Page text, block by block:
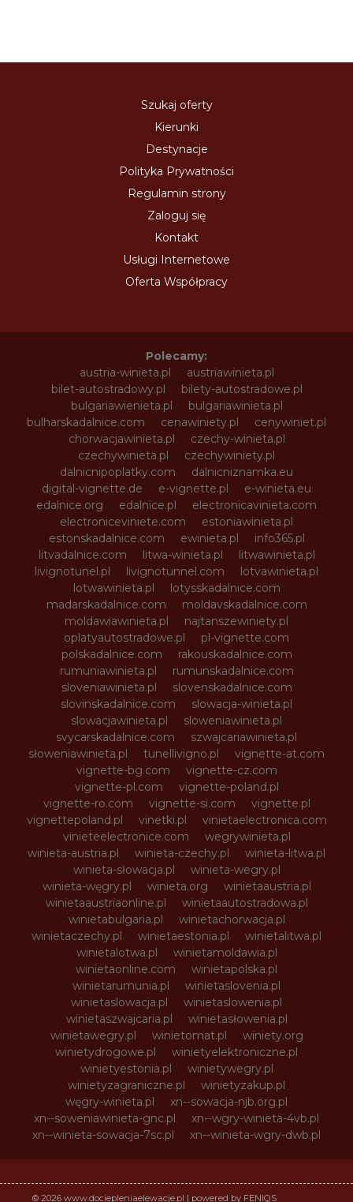
Szukaj oferty
Kierunki
Destynacje
Polityka Prywatności
Regulamin strony
Zaloguj się
Kontakt
Usługi Internetowe
Oferta Współpracy
Polecamy:
austria-winieta.pl
austriawinieta.pl
bilet-autostradowy.pl
bilety-autostradowe.pl
bulgariawienieta.pl
bulgariawinieta.pl
bulharskadalnice.com
cenawiniety.pl
cenywiniet.pl
chorwacjawinieta.pl
czechy-winieta.pl
czechywinieta.pl
czechywiniety.pl
dalnicnipoplatky.com
dalnicniznamka.eu
digital-vignette.de
e-vignette.pl
e-winieta.eu
edalnice.org
edalnice.pl
electronicavinieta.com
electroniceviniete.com
estoniawinieta.pl
estonskadalnice.com
ewinieta.pl
info365.pl
litvadalnice.com
litwa-winieta.pl
litwawinieta.pl
livignotunel.pl
livignotunnel.com
lotvawinieta.pl
lotwawinieta.pl
lotysskadalnice.com
madarskadalnice.com
moldavskadalnice.com
moldawiawinieta.pl
najtanszewiniety.pl
oplatyautostradowe.pl
pl-vignette.com
polskadalnice.com
rakouskadalnice.com
rumuniawinieta.pl
rumunskadalnice.com
sloveniawinieta.pl
slovenskadalnice.com
slovinskadalnice.com
slowacja-winieta.pl
slowacjawinieta.pl
sloweniawinieta.pl
svycarskadalnice.com
szwajcariawinieta.pl
słoweniawinieta.pl
tunellivigno.pl
vignette-at.com
vignette-bg.com
vignette-cz.com
vignette-pl.com
vignette-poland.pl
vignette-ro.com
vignette-si.com
vignette.pl
vignettepoland.pl
vinetki.pl
vinietaelectronica.com
vinieteelectronice.com
wegrywinieta.pl
winieta-austria.pl
winieta-czechy.pl
winieta-litwa.pl
winieta-słowacja.pl
winieta-wegry.pl
winieta-węgry.pl
winieta.org
winietaaustria.pl
winietaaustriaonline.pl
winietaautostradowa.pl
winietabulgaria.pl
winietachorwacja.pl
winietaczechy.pl
winietaestonia.pl
winietalitwa.pl
winietalotwa.pl
winietamoldawia.pl
winietaonline.com
winietapolska.pl
winietarumunia.pl
winietaslovenia.pl
winietaslowacja.pl
winietaslowenia.pl
winietaszwajcaria.pl
winietasłowenia.pl
winietawegry.pl
winietomat.pl
winiety.org
winietydrogowe.pl
winietyelektroniczne.pl
winietyestonia.pl
winietywegry.pl
winietyzagraniczne.pl
winietyzakup.pl
węgry-winieta.pl
xn--sowacja-njb.org.pl
xn--soweniawinieta-gnc.pl
xn--wgry-winieta-4vb.pl
xn--winieta-sowacja-7sc.pl
xn--winieta-wgry-dwb.pl
© 2026 www.dociepleniaelewacje.pl | powered by FENIQS